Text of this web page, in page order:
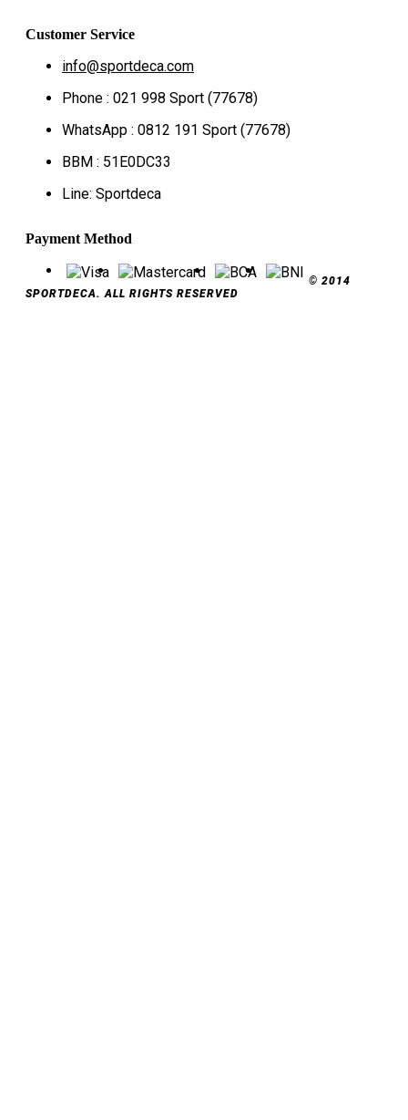
Customer Service
info@sportdeca.com
Phone : 021 998 Sport (77678)
WhatsApp : 0812 191 Sport (77678)
BBM : 51E0DC33
Line: Sportdeca
Payment Method
© 2014
SPORTDECA. ALL RIGHTS RESERVED